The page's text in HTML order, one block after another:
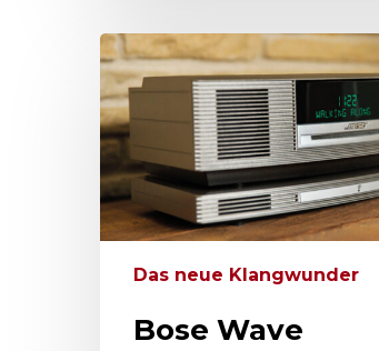
Das neue Klangwunder
Bose Wave